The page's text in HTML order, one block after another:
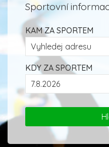
Sportovní
KAM ZA SPORTEM
KDY ZA SPORTEM